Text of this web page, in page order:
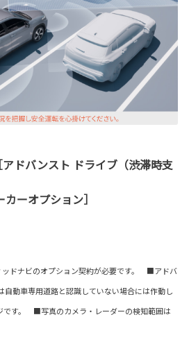
ドバンスト ドライブ（渋滞時支
カーオプション］
ッドナビのオプション契約が必要です。 ■アドバ
自動車専用道路と認識していない場合には作動し
す。 ■写真のカメラ・レーダーの検知範囲は